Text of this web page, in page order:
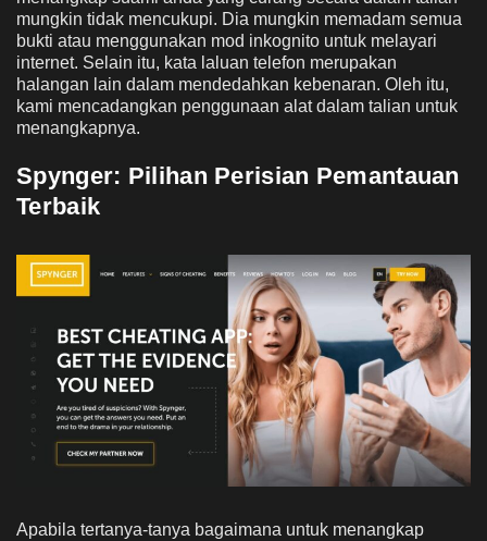
mungkin tidak mencukupi. Dia mungkin memadam semua
bukti atau menggunakan mod inkognito untuk melayari
internet. Selain itu, kata laluan telefon merupakan
halangan lain dalam mendedahkan kebenaran. Oleh itu,
kami mencadangkan penggunaan alat dalam talian untuk
menangkapnya.
Spynger: Pilihan Perisian Pemantauan
Terbaik
Apabila tertanya-tanya bagaimana untuk menangkap